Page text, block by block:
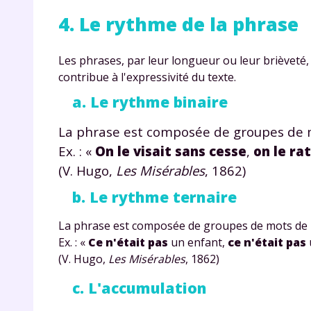
4. Le rythme de la phrase
Les phrases, par leur longueur ou leur
contribue à l'expressivité du texte.
a. Le rythme binaire
La phrase est composée de groupes
Ex. : « On le visait sans cesse, on le
(V. Hugo, Les Misérables, 1862)
b. Le rythme ternaire
La phrase est composée de groupes de mots
Ex. : « Ce n'était pas un enfant, ce n'était pas
(V. Hugo, Les Misérables, 1862)
c. L'accumulation
*